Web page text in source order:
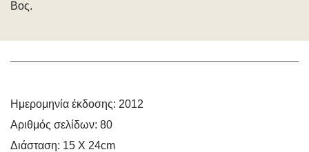
Βος.
Ημερομηνία έκδοσης: 2012
Αριθμός σελίδων: 80
Διάσταση: 15 Χ 24cm